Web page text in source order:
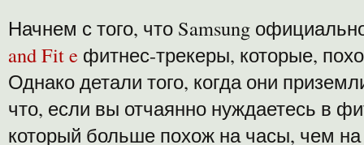
Начнем с того, что Samsung
and Fit e фитнес-трекеры, которые,
Однако детали того, когда они
что, если вы отчаянно нуждаетесь в
который больше похож на часы, чем